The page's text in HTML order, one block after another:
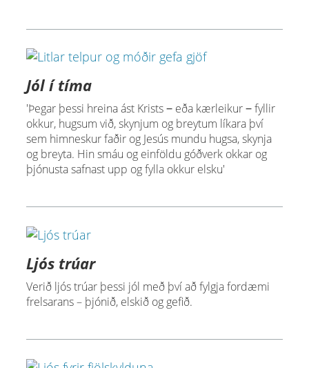
Jól í tíma
'Þegar þessi hreina ást Krists ‒ eða kærleikur ‒ fyllir
okkur, hugsum við, skynjum og breytum líkara því
sem himneskur faðir og Jesús mundu hugsa, skynja
og breyta. Hin smáu og einföldu góðverk okkar og
þjónusta safnast upp og fylla okkur elsku'
Ljós trúar
Verið ljós trúar þessi jól með því að fylgja fordæmi
frelsarans – þjónið, elskið og gefið.